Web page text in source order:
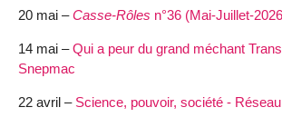
20 mai –Casse-Rôles n°36 (Mai-Juillet-
14 mai –Qui a peur du grand méchant
Snepmac
22 avril – Science, pouvoir, société -